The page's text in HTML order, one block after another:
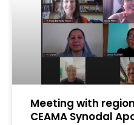
Meeting with
CEAMA Synodal